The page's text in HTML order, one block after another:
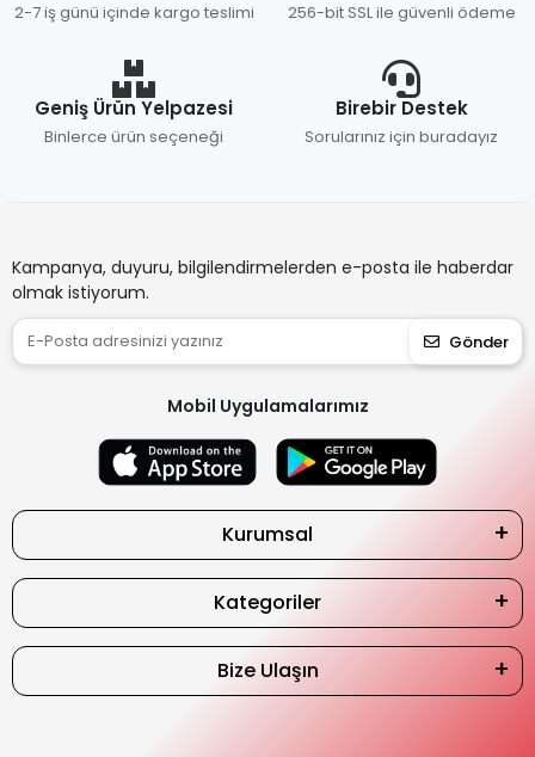
2-7 iş günü içinde kargo teslimi 256-bit SSL ile güvenli ödeme
Geniş Ürün Yelpazesi
Binlerce ürün seçeneği
Birebir Destek
Sorularınız için buradayız
Kampanya, duyuru, bilgilendirmelerden e-posta ile haberdar
olmak istiyorum.
Gönder
Mobil Uygulamalarımız
Kurumsal
Kategoriler
Bize Ulaşın